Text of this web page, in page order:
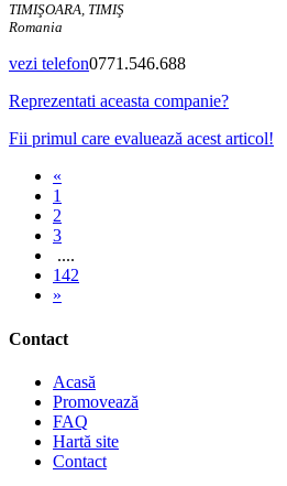
TIMIŞOARA, TIMIŞ
Romania
vezi telefon0771.546.688
Reprezentati aceasta companie?
Fii primul care evaluează acest articol!
«
1
2
3
....
142
»
Contact
Acasă
Promovează
FAQ
Hartă site
Contact